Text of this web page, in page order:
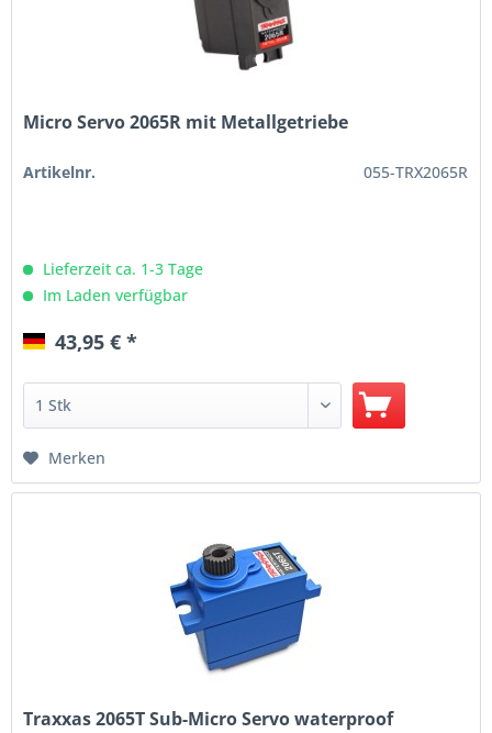
Micro Servo 2065R mit Metallgetriebe
Artikelnr. 055-TRX2065R
Lieferzeit ca. 1-3 Tage
Im Laden verfügbar
43,95 € *
Merken
Traxxas 2065T Sub-Micro Servo waterproof